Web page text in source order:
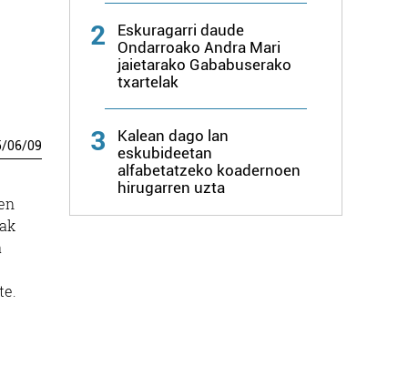
/06/09
2
Eskuragarri daude
Ondarroako Andra Mari
jaietarako Gababuserako
txartelak
3
Kalean dago lan
eskubideetan
alfabetatzeko koadernoen
hirugarren uzta